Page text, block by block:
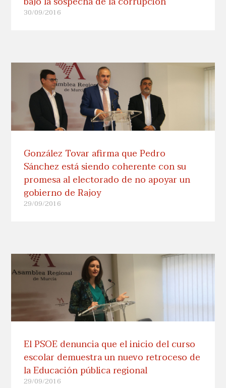
30/09/2016
González Tovar afirma que Pedro
Sánchez está siendo coherente con su
promesa al electorado de no apoyar un
gobierno de Rajoy
29/09/2016
El PSOE denuncia que el inicio del curso
escolar demuestra un nuevo retroceso de
la Educación pública regional
29/09/2016